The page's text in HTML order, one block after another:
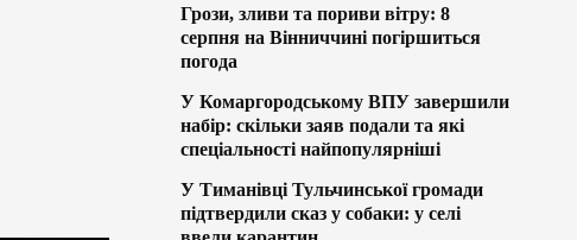
Грози, зливи та пориви вітру: 8
серпня на Вінниччині погіршиться
погода
У Комаргородському ВПУ завершили
набір: скільки заяв подали та які
спеціальності найпопулярніші
У Тиманівці Тульчинської громади
підтвердили сказ у собаки: у селі